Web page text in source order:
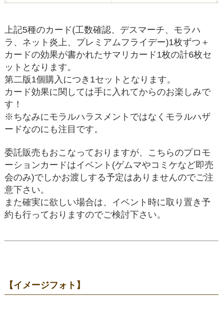
上記5種のカード(工数確認、デスマーチ、モラハ
ラ、ネット炎上、プレミアムフライデー)1枚ずつ＋
カードの効果が書かれたサマリカード1枚の計6枚セ
ットとなります。
第二版1個購入につき1セットとなります。
カード効果に関しては手に入れてからのお楽しみで
す！
※ちなみにモラルハラスメントではなくモラルハザ
ードなのにも注目です。
委託販売もおこなっておりますが、こちらのプロモ
ーションカードはイベント(ゲムマやコミケなど即売
会のみ)でしかお渡しする予定はありませんのでご注
意下さい。
また確実に欲しい場合は、イベント時に取り置き予
約も行っておりますのでご検討下さい。
【イメージフォト】